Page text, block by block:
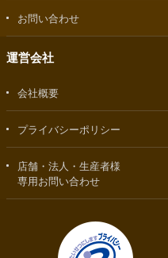
お問い合わせ
運営会社
会社概要
プライバシーポリシー
店舗・法人・生産者様
専用お問い合わせ